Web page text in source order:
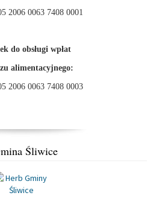
2006 0063 7408 0001
do obsługi wpłat
alimentacyjnego:
2006 0063 7408 0003
Śliwice